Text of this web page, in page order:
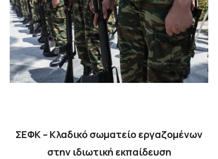
ΣΕΦΚ – Κλαδικό σωματείο εργαζομένων
στην ιδιωτική εκπαίδευση